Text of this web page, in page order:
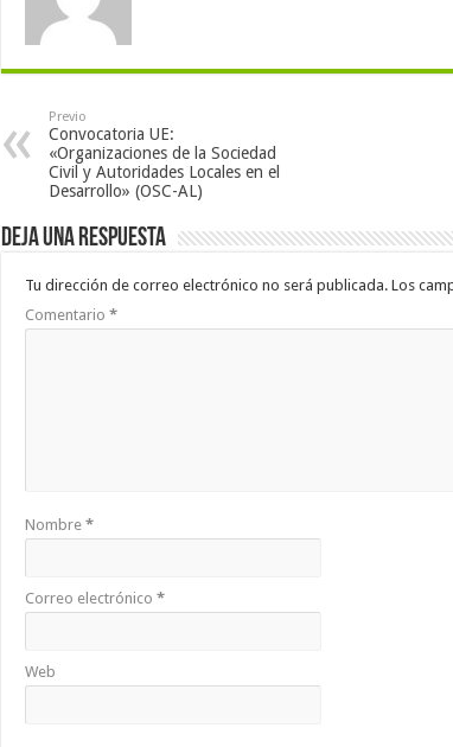
Previo
Convocatoria UE:
«Organizaciones de la Sociedad
Civil y Autoridades Locales en el
Desarrollo» (OSC-AL)
Deja una respuesta
Tu dirección de correo electrónico no será publicada. Los
Comentario *
Nombre *
Correo electrónico *
Web